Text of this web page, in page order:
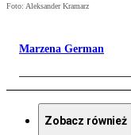
Foto: Aleksander Kramarz
Marzena German
Zobacz również